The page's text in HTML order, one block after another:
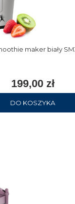
Blender kielichowy smoothie
199,00 zł
DO KOSZYKA